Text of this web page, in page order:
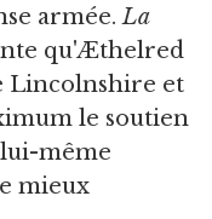
armée.La
qu'Æthelred
Lincolnshire et
le soutien
même
mieux